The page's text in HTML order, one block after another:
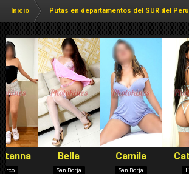
Inicio Putas en departamentos del SUR del Perú